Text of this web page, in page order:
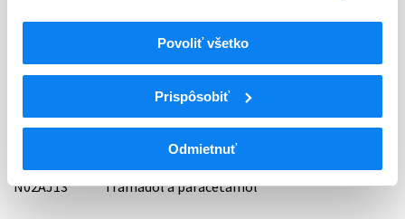
Povoliť všetko
Prispôsobiť
Odmietnuť
65 - ANALGETICA - ANODYNA
ATC
Analgetiká
N02A
Opioidné analgetiká (anodyná)
Opioidy v kombinácii s neopioidnými
analgetikami
N02AJ13
Tramadol a paracetamol